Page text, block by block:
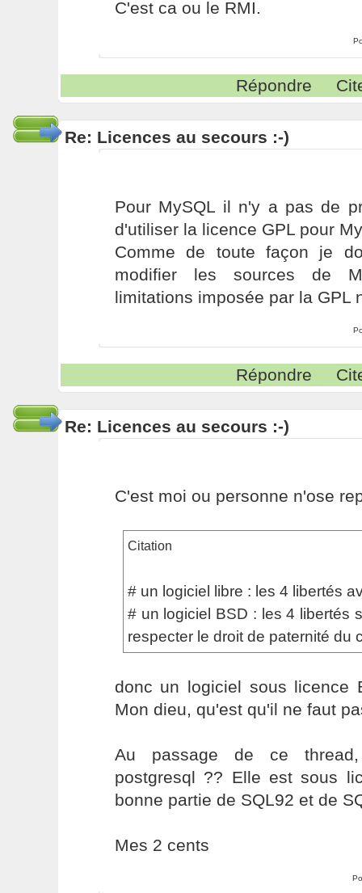
C'est ca ou le RMI.
Répondre
Re: Licences au secours :-)
Pour MySQL il n'y a pas de
d'utiliser la licence GPL pour
Comme de toute façon je
modifier les sources de
limitations imposée par la GPL
Répondre
Re: Licences au secours :-)
C'est moi ou personne n'ose
Citation
# un logiciel libre : les 4 libertés
# un logiciel BSD : les 4 libertés
respecter le droit de paternité du
donc un logiciel sous licence
Mon dieu, qu'est qu'il ne faut
Au passage de ce
postgresql ?? Elle est sous
bonne partie de SQL92 et de
Mes 2 cents